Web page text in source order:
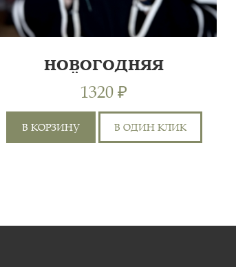
НОБИЛИС, БИОФЛОРА,
25 СМ
НОВОГОДНЯЯ
1320 ₽
В КОРЗИНУ В ОДИН КЛИК